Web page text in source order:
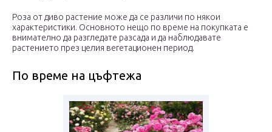
Роза от диво растение може да се различи по някои
характеристики. Основното нещо по време на покупката е
внимателно да разгледате разсада и да наблюдавате
растението през целия вегетационен период.
По време на цъфтежа